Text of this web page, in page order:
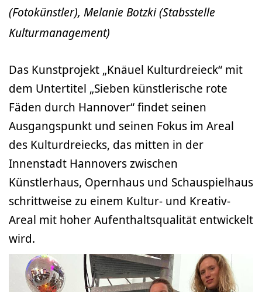
(Fotokünstler), Melanie Botzki (Stabsstelle
Kulturmanagement)
Das Kunstprojekt „Knäuel Kulturdreieck“ mit
dem Untertitel „Sieben künstlerische rote
Fäden durch Hannover“ findet seinen
Ausgangspunkt und seinen Fokus im Areal
des Kulturdreiecks, das mitten in der
Innenstadt Hannovers zwischen
Künstlerhaus, Opernhaus und Schauspielhaus
schrittweise zu einem Kultur- und Kreativ-
Areal mit hoher Aufenthaltsqualität entwickelt
wird.